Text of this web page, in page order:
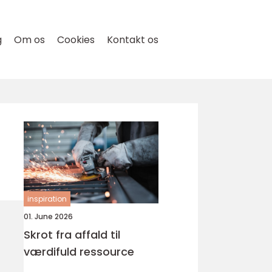
Om os Cookies Kontakt os
inspiration
01. June 2026
Skrot fra affald til
værdifuld ressource